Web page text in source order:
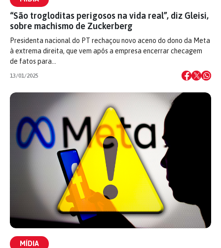
“São trogloditas perigosos na vida real”, diz Gleisi,
sobre machismo de Zuckerberg
Presidenta nacional do PT rechaçou novo aceno do dono da Meta
à extrema direita, que vem após a empresa encerrar checagem
de fatos para…
13/01/2025
MÍDIA